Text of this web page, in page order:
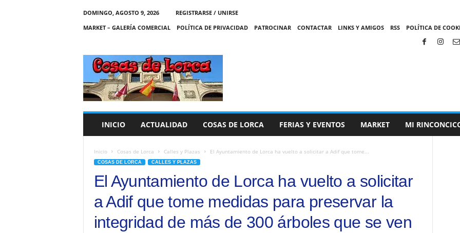
DOMINGO, AGOSTO 9, 2026
REGISTRARSE / UNIRSE
MARKET – GALERÍA COMERCIAL
POLÍTICA DE PRIVACIDAD PATROCINAR CONTACTAR LINKS Y AMIGOS RSS POLÍTICA DE
C
A
S
INICIO ACTUALIDAD COSAS DE LORCA FERIAS Y EVENTOS MARKET MI
Inicio Cosas de Lorca Calles y Plazas El Ayuntamiento de Lorca ha vuelto a solicitar a Adif que tome...
COSAS DE LORCA CALLES Y PLAZAS
El Ayuntamiento de Lorca ha vuelto a solicitar
a Adif que tome medidas para preservar la
integridad de más de 300 árboles que se ven